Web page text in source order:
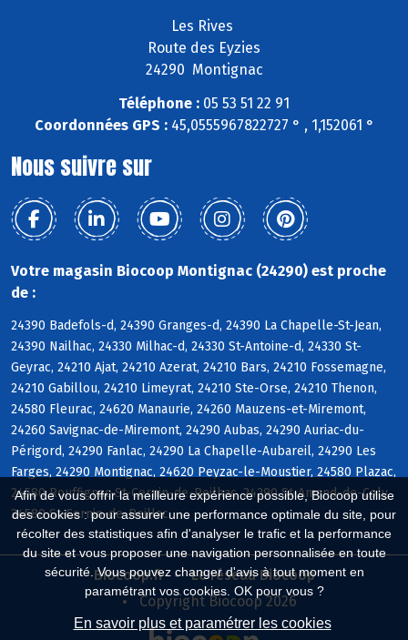
Afin de vous offrir la meilleure expérience possible, Biocoop utilise
des cookies : pour assurer une performance optimale du site, pour
récolter des statistiques afin d'analyser le trafic et la performance
du site et vous proposer une navigation personnalisée en toute
sécurité. Vous pouvez changer d'avis à tout moment en
paramétrant vos cookies. OK pour vous ?
En savoir plus et paramétrer les cookies
Les Rives
Route des Eyzies
24290 Montignac
Téléphone : 05 53 51 22 91
Coordonnées GPS :45,0555967822727 ° , 1,152061 °
Nous suivre sur
Votre magasin Biocoop Montignac (24290) est proche
de :
24390 Badefols-d, 24390 Granges-d, 24390 La Chapelle-St-Jean,
24390 Nailhac, 24330 Milhac-d, 24330 St-Antoine-d, 24330 St-
Geyrac, 24210 Ajat, 24210 Azerat, 24210 Bars, 24210 Fossemagne,
24210 Gabillou, 24210 Limeyrat, 24210 Ste-Orse, 24210 Thenon,
24580 Fleurac, 24620 Manaurie, 24260 Mauzens-et-Miremont,
24260 Savignac-de-Miremont, 24290 Aubas, 24290 Auriac-du-
Périgord, 24290 Fanlac, 24290 La Chapelle-Aubareil, 24290 Les
Farges, 24290 Montignac, 24620 Peyzac-le-Moustier, 24580 Plazac,
24580 Rouffignac-St-Cernin-de-Reilhac, 24290 St-Amand-de-Coly,
24580 St-Cernin-de-Reillac
Biocoop.fr
Le réseau Biocoop
Copyright Biocoop 2026